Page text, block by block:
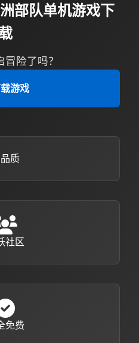
部队单机游戏下
险了吗？
游戏
质
社区
免费